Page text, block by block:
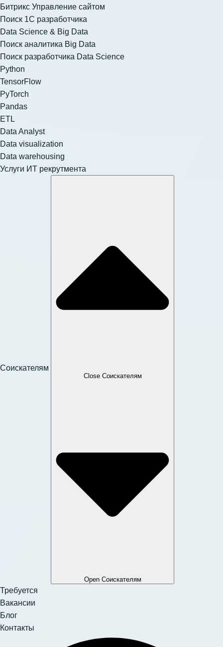
Битрикс Управление сайтом
Поиск 1С разработчика
Data Science & Big Data
Поиск аналитика Big Data
Поиск разработчика Data Science
Python
TensorFlow
PyTorch
Pandas
ETL
Data Analyst
Data visualization
Data warehousing
Услуги ИТ рекрутмента
Соискателям
Close Соискателям
Open Соискателям
Требуется
Вакансии
Блог
Контакты